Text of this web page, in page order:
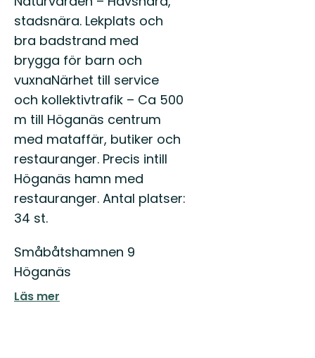
stadsnära. Lekplats och
bra badstrand med
brygga för barn och
vuxnaNärhet till service
och kollektivtrafik – Ca 500
m till Höganäs centrum
med mataffär, butiker och
restauranger. Precis intill
Höganäs hamn med
restauranger. Antal platser:
34 st.
Småbåtshamnen 9
Höganäs
Läs mer